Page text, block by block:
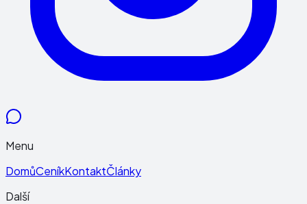
Menu
DomůCeníkKontaktČlánky
Další